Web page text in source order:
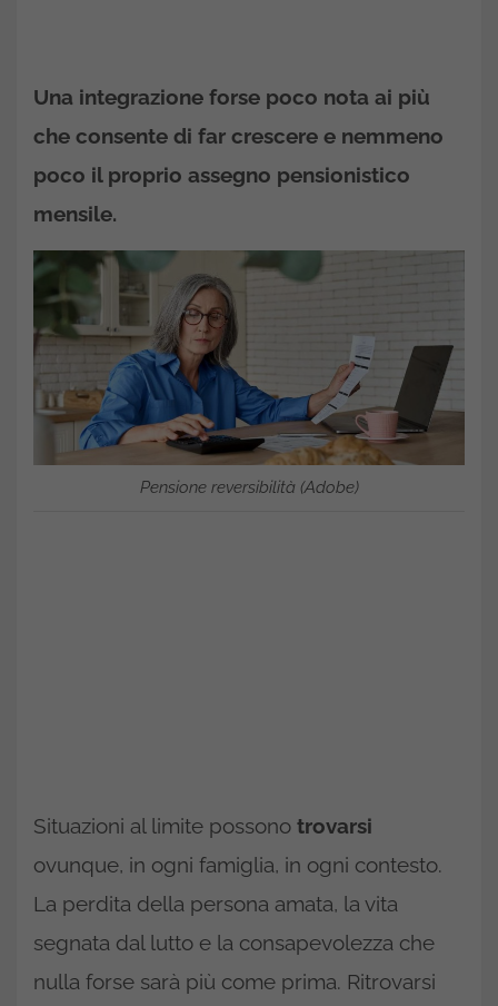
Una integrazione forse poco nota ai più
che consente di far crescere e nemmeno
poco il proprio assegno pensionistico
mensile.
Pensione reversibilità (Adobe)
Situazioni al limite possono trovarsi
ovunque, in ogni famiglia, in ogni contesto.
La perdita della persona amata, la vita
segnata dal lutto e la consapevolezza che
nulla forse sarà più come prima. Ritrovarsi